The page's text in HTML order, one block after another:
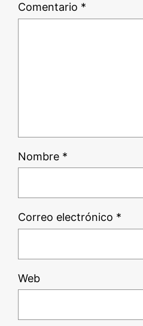
Comentario *
Nombre *
Correo electrónico *
Web